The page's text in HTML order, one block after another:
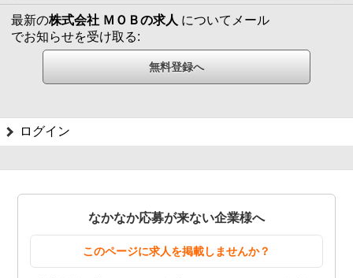
最新の株式会社 ＭＯＢの求人 についてメール
でお知らせを受け取る:
ログイン
なかなか応募が来ない企業様へ
このページに求人を掲載しませんか？